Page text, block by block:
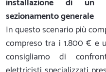
sezionamento generale
In questo scenario più
compreso tra i 1.800 € e
consigliamo di